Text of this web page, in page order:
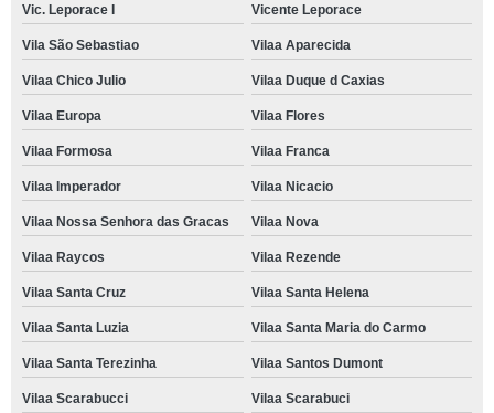
Vic. Leporace I Vicente Leporace
Vila São Sebastiao Vilaa Aparecida
Vilaa Chico Julio Vilaa Duque d Caxias
Vilaa Europa Vilaa Flores
Vilaa Formosa Vilaa Franca
Vilaa Imperador Vilaa Nicacio
Vilaa Nossa Senhora das Gracas Vilaa Nova
Vilaa Raycos Vilaa Rezende
Vilaa Santa Cruz Vilaa Santa Helena
Vilaa Santa Luzia Vilaa Santa Maria do Carmo
Vilaa Santa Terezinha Vilaa Santos Dumont
Vilaa Scarabucci Vilaa Scarabuci